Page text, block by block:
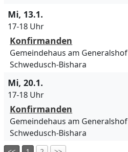
Mi, 13.1.
17-18 Uhr
Konfirmanden
Gemeindehaus am Generalshof
Schwedusch-Bishara
Mi, 20.1.
17-18 Uhr
Konfirmanden
Gemeindehaus am Generalshof
Schwedusch-Bishara